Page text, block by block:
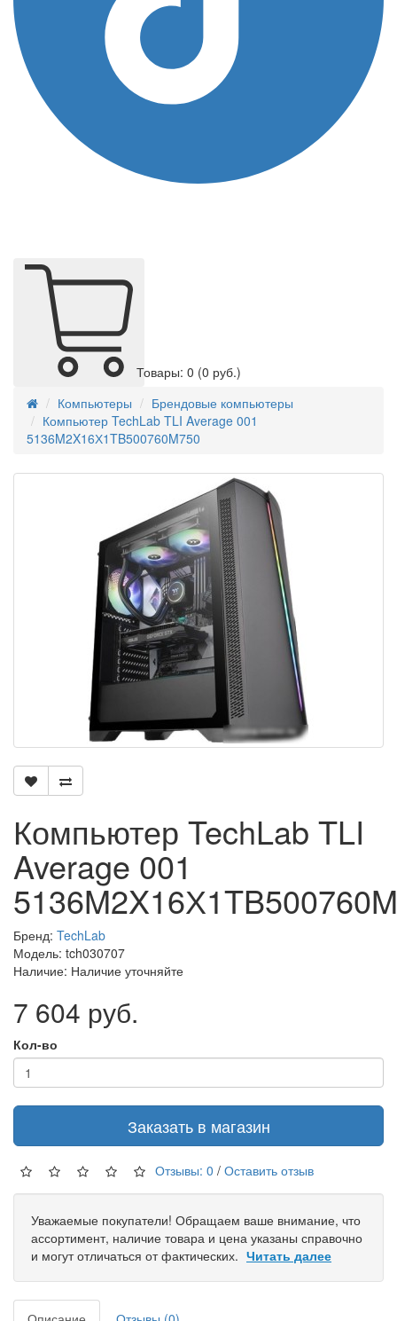
Товары: 0 (0 руб.)
Компьютеры
Брендовые компьютеры
Компьютер TechLab TLI Average 001
5136M2X16Х1TB500760M750
Компьютер TechLab TLI
Average 001
Бренд: TechLab
Модель: tch030707
Наличие: Наличие уточняйте
7 604 руб.
Кол-во
Заказать в магазин
Отзывы: 0 / Оставить отзыв
Уважаемые покупатели! Обращаем ваше внимание, что
ассортимент, наличие товара и цена указаны справочно
и могут отличаться от фактических. Читать далее